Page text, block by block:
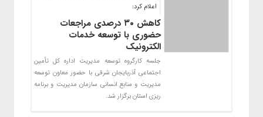
اعلام کرد:
کاهش ۳۰ درصدی مراجعات
حضوری با توسعه خدمات
الکترونیک
جلسه کارگروه توسعه مدیریت اداره کل تأمین
اجتماعی آذربایجان شرقی با حضور معاون توسعه
مدیریت و منابع انسانی سازمان مدیریت و برنامه
ریزی استان برگزار شد.